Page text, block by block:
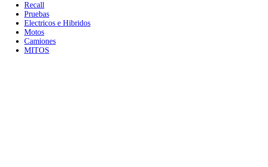
Recall
Pruebas
Electricos e Hibridos
Motos
Camiones
MITOS